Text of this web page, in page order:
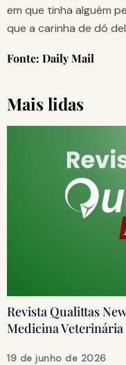
em que tinha alguém
que a carinha de dó
Fonte: Daily Mail
Mais lidas
Revista Qualittas
Medicina Veterinária
19 de junho de 2026